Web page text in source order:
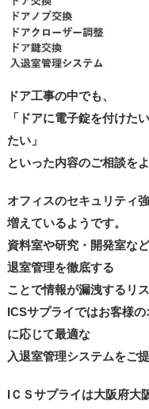
ドア工事の中でも、
「ドアに電子錠を付けた
たい」
といった内容のご相談を
オフィスのセキュリティ
増えているようです。
資料室や研究・開発室な
退室管理を徹底する
ことで情報が漏洩するリ
ICSサプライではお客様
に応じて最適な
入退室管理システムをご
IＣＳサプライは大阪府大